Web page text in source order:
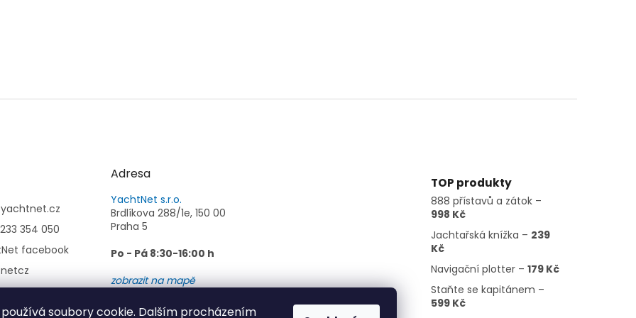
soubory cookie. Dalším procházením
yachtnet.cz
354 050
facebook
Adresa
YachtNet s.r.o.
Brdlíkova 288/1e, 150 00
Praha 5
Po - Pá 8:30-16:00 h
zobrazit na mapě
TOP produkty
888 přístavů a zátok –
998 Kč
Jachtařská knížka – 239
Kč
Navigační plotter –179 Kč
Staňte se kapitánem –
599 Kč